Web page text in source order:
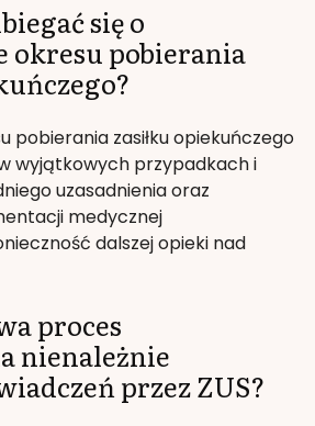
się o
okresu pobierania
pobierania zasiłku opiekuńczego
wyjątkowych przypadkach i
uzasadnienia oraz
medycznej
dalszej opieki nad
proces
nienależnie
przez ZUS?